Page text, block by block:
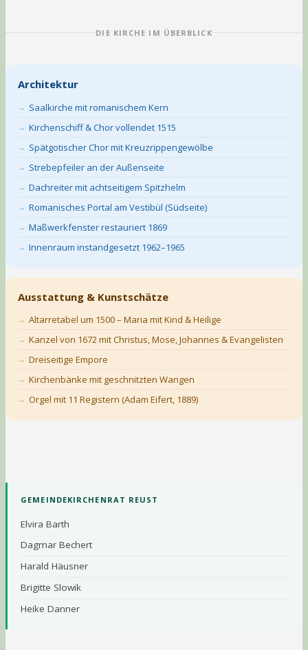
DIE KIRCHE IM ÜBERBLICK
Architektur
Saalkirche mit romanischem Kern
Kirchenschiff & Chor vollendet 1515
Spätgotischer Chor mit Kreuzrippengewölbe
Strebepfeiler an der Außenseite
Dachreiter mit achtseitigem Spitzhelm
Romanisches Portal am Vestibül (Südseite)
Maßwerkfenster restauriert 1869
Innenraum instandgesetzt 1962–1965
Ausstattung & Kunstschätze
Altarretabel um 1500 – Maria mit Kind & Heilige
Kanzel von 1672 mit Christus, Mose, Johannes & Evangelisten
Dreiseitige Empore
Kirchenbänke mit geschnitzten Wangen
Orgel mit 11 Registern (Adam Eifert, 1889)
GEMEINDEKIRCHENRAT REUST
Elvira Barth
Dagmar Bechert
Harald Häusner
Brigitte Slowik
Heike Danner